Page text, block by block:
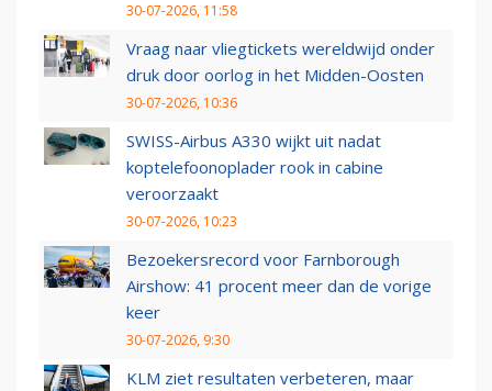
30-07-2026, 11:58
Vraag naar vliegtickets wereldwijd onder
druk door oorlog in het Midden-Oosten
30-07-2026, 10:36
SWISS-Airbus A330 wijkt uit nadat
koptelefoonoplader rook in cabine
veroorzaakt
30-07-2026, 10:23
Bezoekersrecord voor Farnborough
Airshow: 41 procent meer dan de vorige
keer
30-07-2026, 9:30
KLM ziet resultaten verbeteren, maar